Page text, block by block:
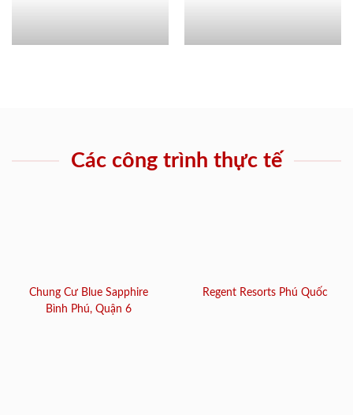
Các công trình thực tế
Chung Cư Blue Sapphire
Bình Phú, Quận 6
Regent Resorts Phú Quốc